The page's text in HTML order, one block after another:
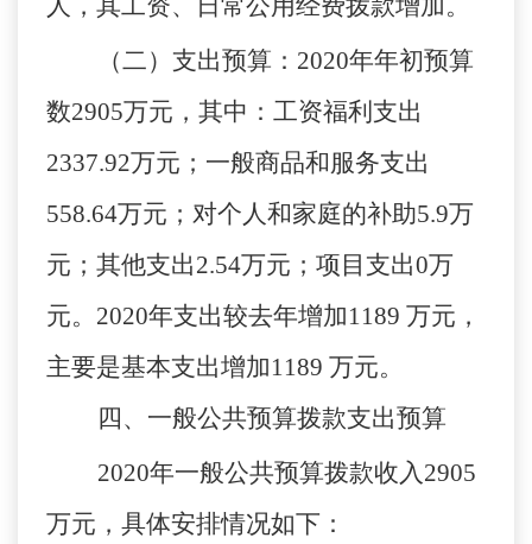
人，其工资、日常公用经费拨款增加。
（二）支出预算 ： 2020年年初预算
数2905万元，其中：工资福利支出
2337.92万元；一般商品和服务支出
558.64万元；对个人和家庭的补助5.9万
元；其他支出2.54万元；项目支出0万
元。 2020年支出较去年增加1189 万元，
主要是基本支出增加1189 万元。
四、一般公共预算拨款支出预算
2020年一般公共预算拨款收入2905
万元，具体安排情况如下：